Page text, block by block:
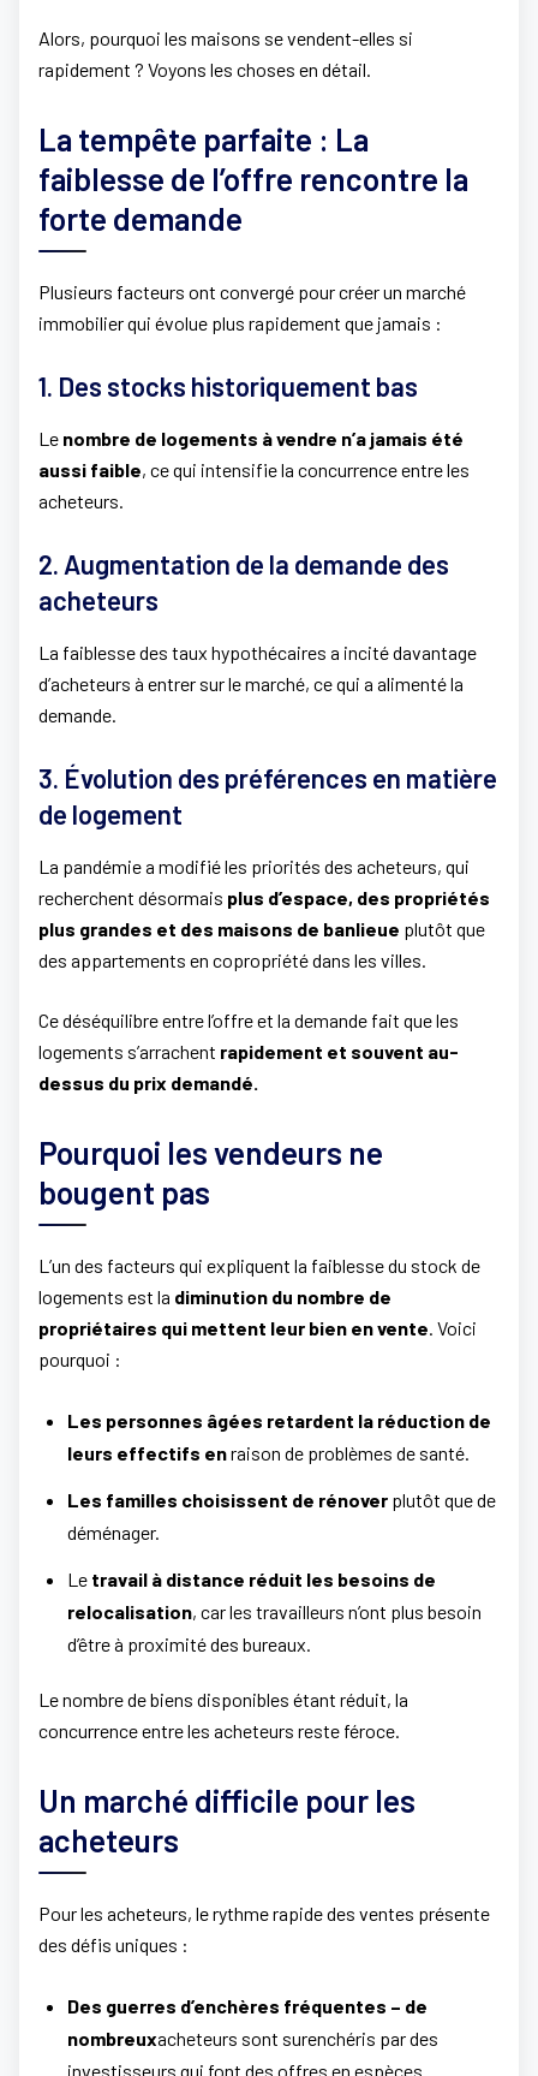
Alors, pourquoi les maisons se vendent-elles si
rapidement ? Voyons les choses en détail.
La tempête parfaite : La
faiblesse de l’offre rencontre la
forte demande
Plusieurs facteurs ont convergé pour créer un marché
immobilier qui évolue plus rapidement que jamais :
1. Des stocks historiquement bas
Le nombre de logements à vendre n’a jamais été
aussi faible, ce qui intensifie la concurrence entre les
acheteurs.
2. Augmentation de la demande des
acheteurs
La faiblesse des taux hypothécaires a incité davantage
d’acheteurs à entrer sur le marché, ce qui a alimenté la
demande.
3. Évolution des préférences en matière
de logement
La pandémie a modifié les priorités des acheteurs, qui
recherchent désormais plus d’espace, des propriétés
plus grandes et des maisons de banlieue plutôt que
des appartements en copropriété dans les villes.
Ce déséquilibre entre l’offre et la demande fait que les
logements s’arrachent rapidement et souvent au-
dessus du prix demandé.
Pourquoi les vendeurs ne
bougent pas
L’un des facteurs qui expliquent la faiblesse du stock de
logements est la diminution du nombre de
propriétaires qui mettent leur bien en vente . Voici
pourquoi :
Les personnes âgées retardent la réduction de
leurs effectifs enraison de problèmes de santé.
Les familles choisissent de rénover plutôt que de
déménager.
Le travail à distance réduit les besoins de
relocalisation, car les travailleurs n’ont plus besoin
d’être à proximité des bureaux.
Le nombre de biens disponibles étant réduit, la
concurrence entre les acheteurs reste féroce.
Un marché difficile pour les
acheteurs
Pour les acheteurs, le rythme rapide des ventes présente
des défis uniques :
Des guerres d’enchères fréquentes – de
nombreuxacheteurs sont surenchéris par des
investisseurs qui font des offres en espèces.